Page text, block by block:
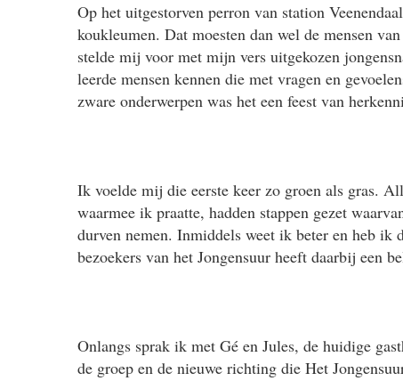
Op het uitgestorven perron van station
koukleumen. Dat moesten dan wel de mensen
stelde mij voor met mijn vers uitgekozen
leerde mensen kennen die met vragen en
zware onderwerpen was het een feest van
Ik voelde mij die eerste keer zo groen als gras.
waarmee ik praatte, hadden stappen gezet
durven nemen. Inmiddels weet ik beter en heb ik
bezoekers van het Jongensuur heeft daarbij een
Onlangs sprak ik met Gé en Jules, de huidige
de groep en de nieuwe richting die Het